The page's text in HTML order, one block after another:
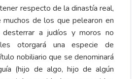
respecto de la dinastía real,
de los que pelearon en
a judíos y moros no
otorgará una especie de
nobiliario que se denominará
(hijo de algo, hijo de algún